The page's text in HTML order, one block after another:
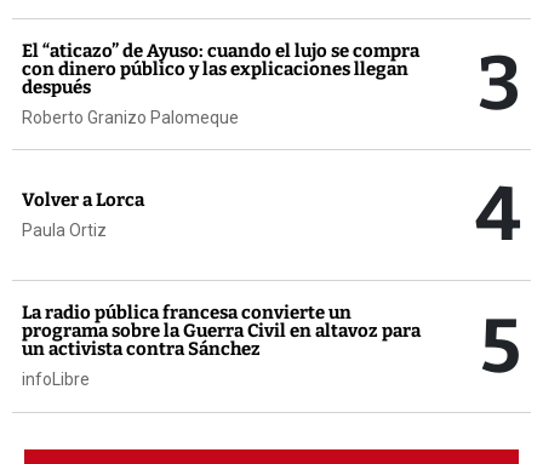
El “aticazo” de Ayuso: cuando el lujo se compra
con dinero público y las explicaciones llegan
después
Roberto Granizo Palomeque 3
Volver a Lorca
Paula Ortiz 4
La radio pública francesa convierte un
programa sobre la Guerra Civil en altavoz para
un activista contra Sánchez
infoLibre 5